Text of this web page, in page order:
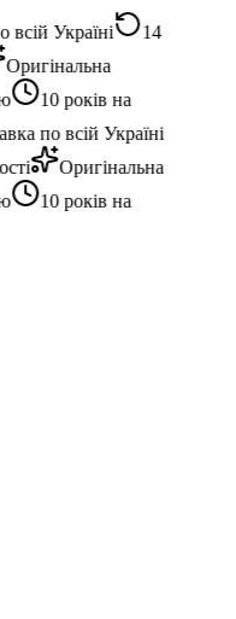
Україні
14
Оригінальна
10 років на
по всій Україні
Оригінальна
10 років на